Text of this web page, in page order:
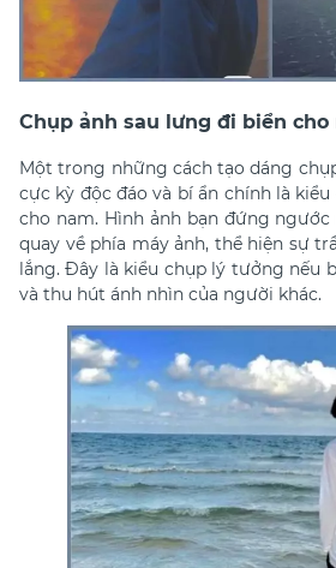
Chụp ảnh sau lưng đi biển cho
Một trong những cách tạo dáng
cực kỳ độc đáo và bí ẩn chính là
cho nam. Hình ảnh bạn đứng
quay về phía máy ảnh, thể hiện sự
lắng. Đây là kiểu chụp lý tưởng nếu
và thu hút ánh nhìn của người khác.